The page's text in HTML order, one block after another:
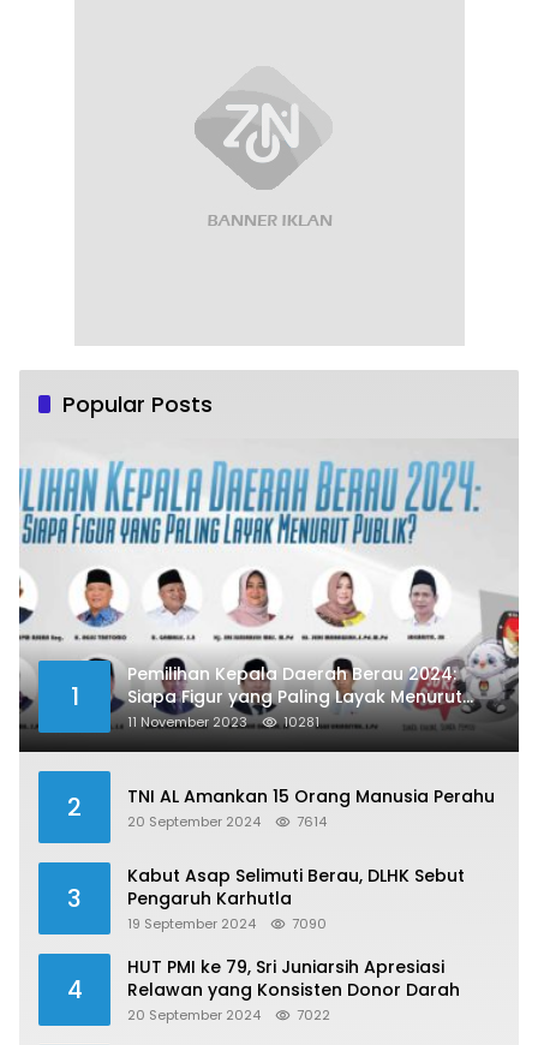
Popular Posts
1
Pemilihan Kepala Daerah Berau 2024:
Siapa Figur yang Paling Layak Menurut
Publik?
11 November 2023 10281
2 TNI AL Amankan 15 Orang Manusia Perahu
20 September 2024 7614
3
Kabut Asap Selimuti Berau, DLHK Sebut
Pengaruh Karhutla
19 September 2024 7090
4
HUT PMI ke 79, Sri Juniarsih Apresiasi
Relawan yang Konsisten Donor Darah
20 September 2024 7022